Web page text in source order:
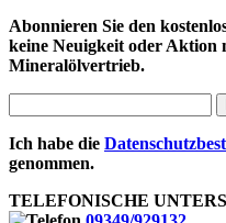
Abonnieren Sie den
keine Neuigkeit oder Aktion
Mineralölvertrieb.
Ich habe die
genommen.
TELEFONISCHE